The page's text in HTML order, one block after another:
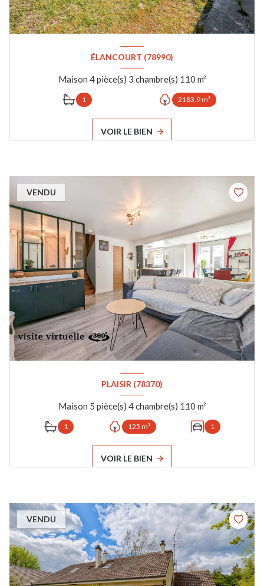
ÉLANCOURT (78990)
Maison 4 pièce(s) 3 chambre(s) 110 m²
1 2183.9 m²
VOIR LE BIEN
VENDU
PLAISIR (78370)
Maison 5 pièce(s) 4 chambre(s) 110 m²
1 125 m² 1
VOIR LE BIEN
VENDU